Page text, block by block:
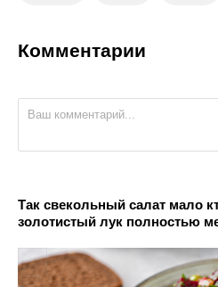
Комментарии
Так свекольный салат мало
золотистый лук полностью